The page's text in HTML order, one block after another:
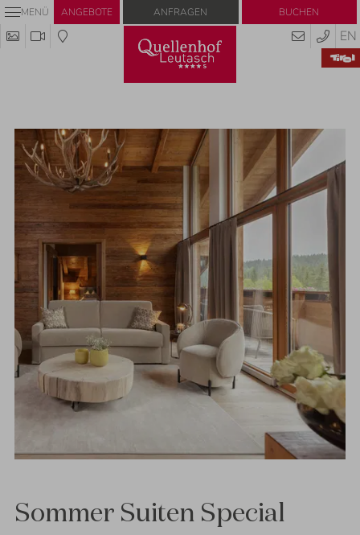
MENÜ ANGEBOTE Buchen
Anfragen
EN
02.08.-
Sommer Suiten Special